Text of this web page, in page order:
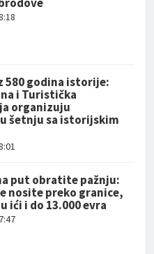
580 godina istorije:
i Turistička
organizuju
šetnju sa istorijskim
put obratite pažnju:
nosite preko granice,
ići i do 13.000 evra